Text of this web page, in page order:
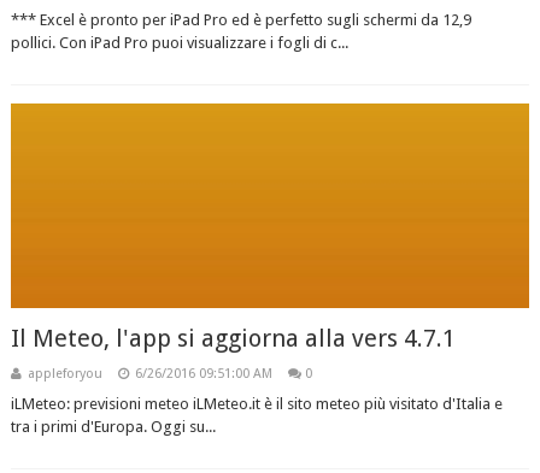
*** Excel è pronto per iPad Pro ed è perfetto sugli schermi da 12,9
pollici. Con iPad Pro puoi visualizzare i fogli di c...
Il Meteo, l'app si aggiorna alla vers 4.7.1
appleforyou 6/26/2016 09:51:00 AM 0
iLMeteo: previsioni meteo iLMeteo.it è il sito meteo più visitato d'Italia e
tra i primi d'Europa. Oggi su...